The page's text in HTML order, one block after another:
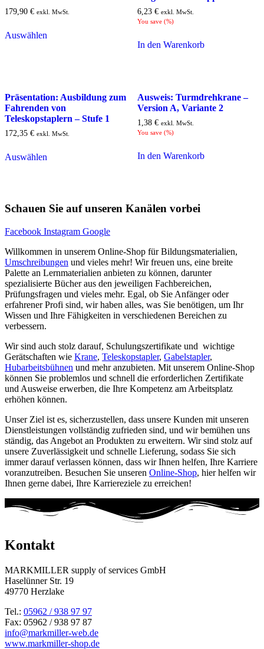
179,90 € exkl. MwSt.
Auswählen
6,23 € exkl. MwSt.
You save (%)
In den Warenkorb
Präsentation: Ausbildung zum
Fahrenden von
Teleskopstaplern – Stufe 1
172,35 € exkl. MwSt.
Auswählen
Ausweis: Turmdrehkrane –
Version A, Variante 2
1,38 € exkl. MwSt.
You save (%)
In den Warenkorb
Schauen Sie auf unseren Kanälen vorbei
Facebook Instagram Google
Willkommen in unserem Online-Shop für Bildungsmaterialien,
Umschreibungen und vieles mehr! Wir freuen uns, eine breite
Palette an Lernmaterialien anbieten zu können, darunter
spezialisierte Bücher aus den jeweiligen Fachbereichen,
Prüfungsfragen und vieles mehr. Egal, ob Sie Anfänger oder
erfahrener Profi sind, wir haben alles, was Sie benötigen, um Ihr
Wissen und Ihre Fähigkeiten in verschiedenen Bereichen zu
verbessern.
Wir sind auch stolz darauf, Schulungszertifikate und wichtige
Gerätschaften wie Krane, Teleskopstapler, Gabelstapler,
Hubarbeitsbühnen und mehr anzubieten. Mit unserem Online-Shop
können Sie problemlos und schnell die erforderlichen Zertifikate
und Ausweise erwerben, die Ihre Kompetenz am Arbeitsplatz
erhöhen können.
Unser Ziel ist es, sicherzustellen, dass unsere Kunden mit unseren
Dienstleistungen vollständig zufrieden sind, und wir bemühen uns
ständig, das Angebot an Produkten zu erweitern. Wir sind stolz auf
unsere Zuverlässigkeit und schnelle Lieferung, sodass Sie sich
immer darauf verlassen können, dass wir Ihnen helfen, Ihre Karriere
voranzutreiben. Besuchen Sie unseren Online-Shop, hier helfen wir
Ihnen gerne dabei, Ihre Karriereziele zu erreichen!
Kontakt
MARKMILLER supply of services GmbH
Haselünner Str. 19
49770 Herzlake
Tel.: 05962 / 938 97 97
Fax: 05962 / 938 97 87
info@markmiller-web.de
www.markmiller-shop.de